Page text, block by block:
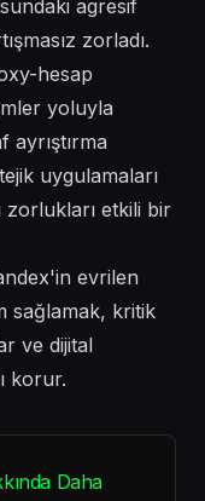
agresif
zorladı.
hesap
yoluyla
uygulamaları
zorlukları etkili bir
evrilen
sağlamak, kritik
ve dijital
korur.
Daha